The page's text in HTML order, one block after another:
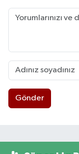
Gönder